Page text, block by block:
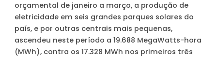
orçamental de janeiro a março, a produção de
eletricidade em seis grandes parques solares do
país, e por outras centrais mais pequenas,
ascendeu neste período a 19.688 MegaWatts-hora
(MWh), contra os 17.328 MWh nos primeiros três